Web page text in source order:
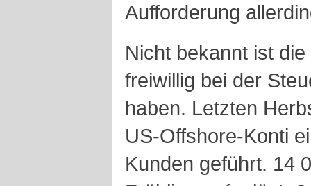
Aufforderung
Nicht bekannt ist
freiwillig bei der
haben. Letzten
US-Offshore-Konti
Kunden geführt. 14